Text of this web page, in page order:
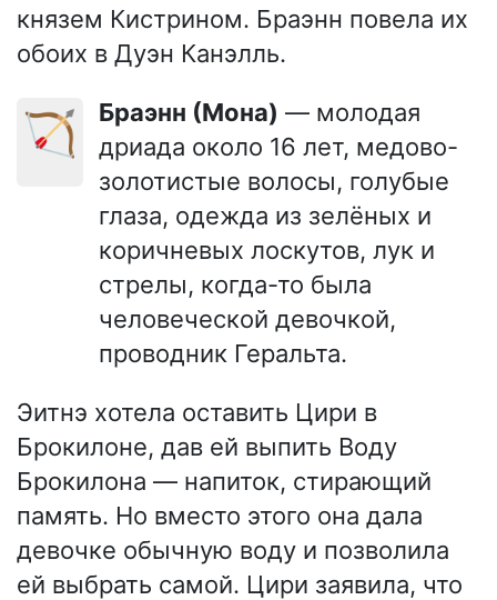
князем Кистрином. Браэнн повела их
обоих в Дуэн Канэлль.
🏹 Браэнн (Мона) — молодая
дриада около 16 лет, медово-
золотистые волосы, голубые
глаза, одежда из зелёных и
коричневых лоскутов, лук и
стрелы, когда-то была
человеческой девочкой,
проводник Геральта.
Эитнэ хотела оставить Цири в
Брокилоне, дав ей выпить Воду
Брокилона — напиток, стирающий
память. Но вместо этого она дала
девочке обычную воду и позволила
ей выбрать самой. Цири заявила, что